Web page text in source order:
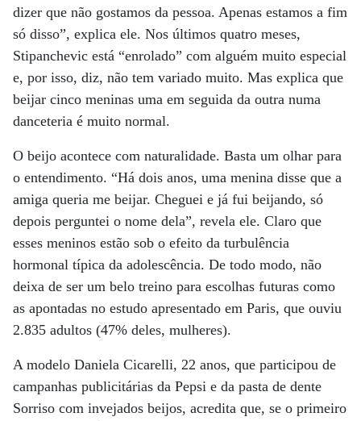
dizer que não gostamos da pessoa. Apenas estamos a fim
só disso”, explica ele. Nos últimos quatro meses,
Stipanchevic está “enrolado” com alguém muito especial
e, por isso, diz, não tem variado muito. Mas explica que
beijar cinco meninas uma em seguida da outra numa
danceteria é muito normal.
O beijo acontece com naturalidade. Basta um olhar para
o entendimento. “Há dois anos, uma menina disse que a
amiga queria me beijar. Cheguei e já fui beijando, só
depois perguntei o nome dela”, revela ele. Claro que
esses meninos estão sob o efeito da turbulência
hormonal típica da adolescência. De todo modo, não
deixa de ser um belo treino para escolhas futuras como
as apontadas no estudo apresentado em Paris, que ouviu
2.835 adultos (47% deles, mulheres).
A modelo Daniela Cicarelli, 22 anos, que participou de
campanhas publicitárias da Pepsi e da pasta de dente
Sorriso com invejados beijos, acredita que, se o primeiro